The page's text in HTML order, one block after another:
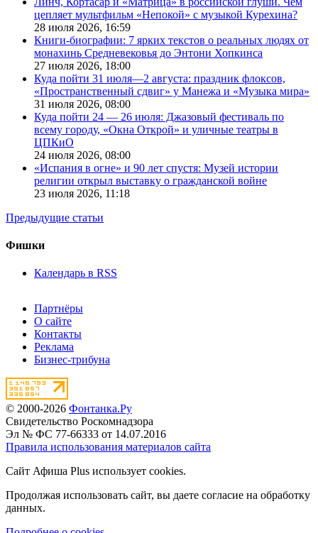
цепляет мультфильм «Непокой» с музыкой Курехина?
28 июля 2026, 16:59
Книги-биографии: 7 ярких текстов о реальных людях от
монахинь Средневековья до Энтони Хопкинса
27 июля 2026, 18:00
Куда пойти 31 июля—2 августа: праздник флоксов,
«Пространственный сдвиг» у Манежа и «Музыка мира»
31 июля 2026, 08:00
Куда пойти 24 — 26 июля: Джазовый фестиваль по
всему городу, «Окна Открой» и уличные театры в
ЦПКиО
24 июля 2026, 08:00
«Испания в огне» и 90 лет спустя: Музей истории
религии открыл выставку о гражданской войне
23 июля 2026, 11:18
Предыдущие статьи
Фишки
Календарь в RSS
Партнёры
О сайте
Контакты
Реклама
Бизнес-трибуна
© 2000-2026 Фонтанка.Ру
Свидетельство Роскомнадзора
Эл № ФС 77-66333 от 14.07.2016
Правила использования материалов сайта
Сайт Афиша Plus использует cookies.
Продолжая использовать сайт, вы даете согласие на обработку
данных.